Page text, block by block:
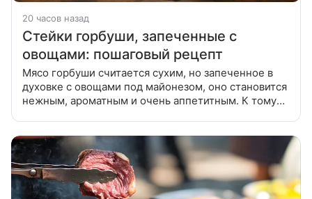
20 часов назад
Стейки горбуши, запеченные с
овощами: пошаговый рецепт
Мясо горбуши считается сухим, но запеченное в
духовке с овощами под майонезом, оно становится
нежным, ароматным и очень аппетитным. К тому